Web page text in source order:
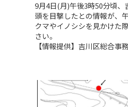
9月4日(月)午後3時50分頃
頭を目撃したとの情報が、
クマやイノシシを見かけた
さい。
【情報提供】吉川区総合事